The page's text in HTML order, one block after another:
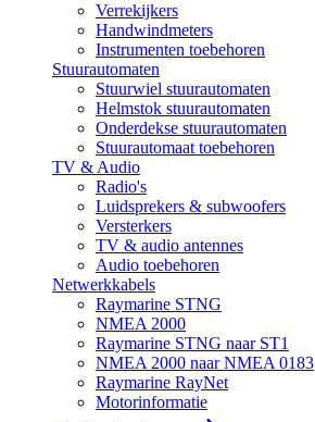
Verrekijkers
Handwindmeters
Instrumenten toebehoren
Stuurautomaten
Stuurwiel stuurautomaten
Helmstok stuurautomaten
Onderdekse stuurautomaten
Stuurautomaat toebehoren
TV & Audio
Radio's
Luidsprekers & subwoofers
Versterkers
TV & audio antennes
Audio toebehoren
Netwerkkabels
Raymarine STNG
NMEA 2000
Raymarine STNG naar ST1
NMEA 2000 naar NMEA 0183
Raymarine RayNet
Motorinformatie